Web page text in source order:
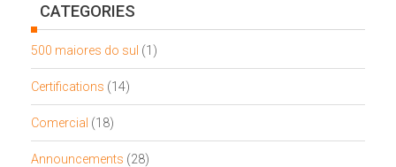
CATEGORIES
500 maiores do sul (1)
Certifications (14)
Comercial (18)
Announcements (28)